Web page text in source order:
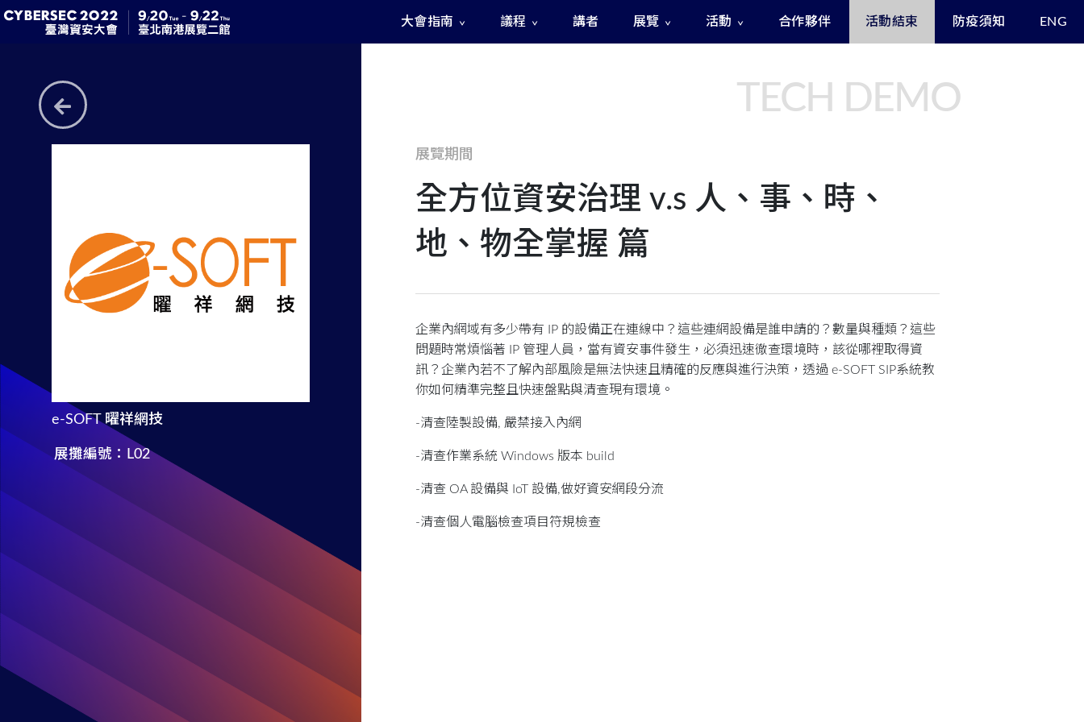
大會指南 議程 講者 展覽 活動 合作夥伴 活動結束 防疫須知 ENG
e-SOFT 曜祥網技
展攤編號：L02
TECH DEMO
展覽期間
全方位資安治理 v.s 人、事、時、
地、物全掌握 篇
企業內網域有多少帶有 IP 的設備正在連線中？這些連網設備是誰申請的？數量與種類？這些
問題時常煩惱著 IP 管理人員，當有資安事件發生，必須迅速徹查環境時，該從哪裡取得資
訊？企業內若不了解內部風險是無法快速且精確的反應與進行決策，透過 e-SOFT SIP系統教
你如何精準完整且快速盤點與清查現有環境。
-清查陸製設備, 嚴禁接入內網
-清查作業系統 Windows 版本 build
-清查 OA 設備與 IoT 設備,做好資安網段分流
-清查個人電腦檢查項目符規檢查